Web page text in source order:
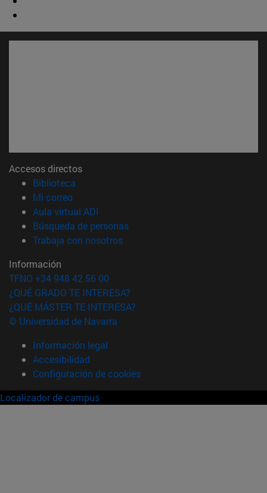
Accesos directos
Biblioteca
Mi correo(abre en nueva ventana)
Aula virtual ADI
Búsqueda de personas(abre en nueva ventana)
Trabaja con nosotros(abre en nueva ventana)
Información
TFNO +34 948 42 56 00
¿QUÉ GRADO TE INTERESA?
¿QUÉ MÁSTER TE INTERESA?
© Universidad de Navarra
Información legal
Accesibilidad
Configuración de cookies
Localizador de campus